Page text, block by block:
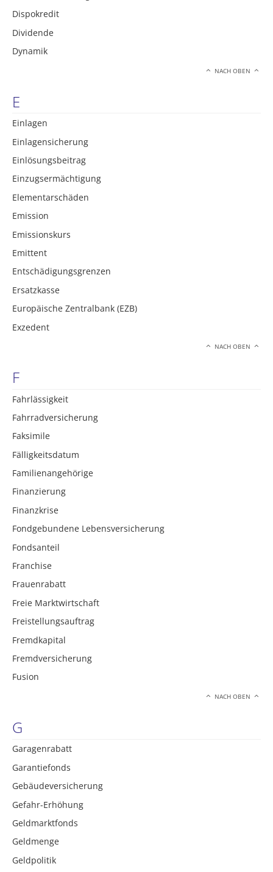
Dispokredit
Dividende
Dynamik
NACH OBEN
E
Einlagen
Einlagensicherung
Einlösungsbeitrag
Einzugsermächtigung
Elementarschäden
Emission
Emissionskurs
Emittent
Entschädigungsgrenzen
Ersatzkasse
Europäische Zentralbank (EZB)
Exzedent
NACH OBEN
F
Fahrlässigkeit
Fahrradversicherung
Faksimile
Fälligkeitsdatum
Familienangehörige
Finanzierung
Finanzkrise
Fondgebundene Lebensversicherung
Fondsanteil
Franchise
Frauenrabatt
Freie Marktwirtschaft
Freistellungsauftrag
Fremdkapital
Fremdversicherung
Fusion
NACH OBEN
G
Garagenrabatt
Garantiefonds
Gebäudeversicherung
Gefahr-Erhöhung
Geldmarktfonds
Geldmenge
Geldpolitik